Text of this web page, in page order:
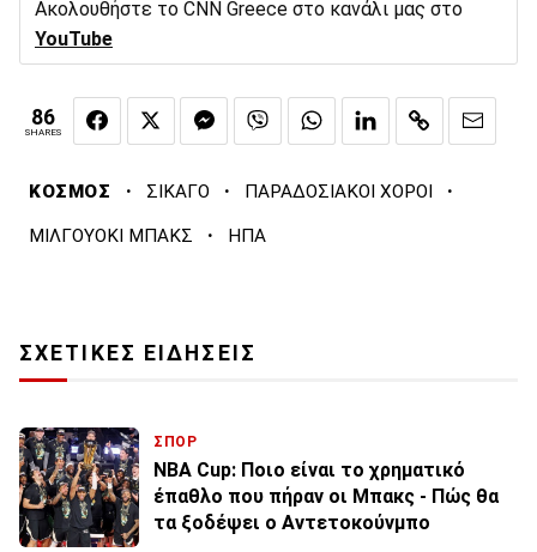
Ακολουθήστε το CNN Greece στο κανάλι μας στο
YouTube
86
SHARES
ΚΟΣΜΟΣ · ΣΙΚΑΓΟ · ΠΑΡΑΔΟΣΙΑΚΟΙ ΧΟΡΟΙ ·
ΜΙΛΓΟΥΟΚΙ ΜΠΑΚΣ · ΗΠΑ
ΣΧΕΤΙΚΕΣ ΕΙΔΗΣΕΙΣ
ΣΠΟΡ
NBA Cup: Ποιο είναι το χρηματικό
έπαθλο που πήραν οι Μπακς - Πώς θα
τα ξοδέψει ο Αντετοκούνμπο